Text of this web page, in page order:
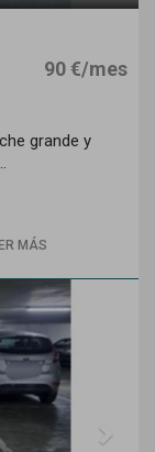
90 €/mes
grande y
MÁS